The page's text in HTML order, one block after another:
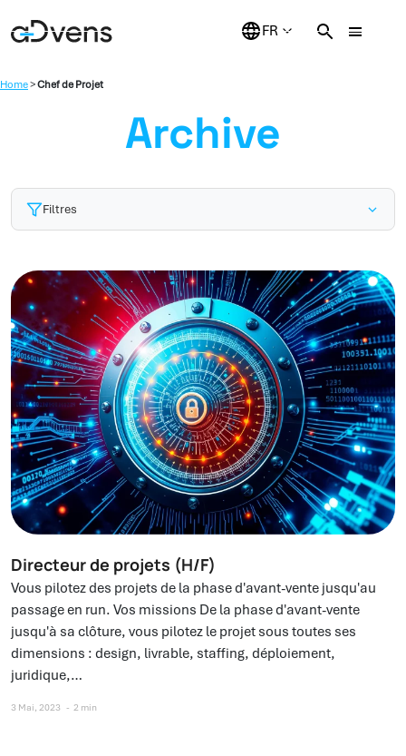
au
Home>Chef de Projet
Archive
Filtres
Directeur de projets (H/F)
Vous pilotez des projets de la phase d'avant-vente jusqu'au
passage en run. Vos missions De la phase d'avant-vente
jusqu'à sa clôture, vous pilotez le projet sous toutes ses
dimensions : design, livrable, staffing, déploiement,
juridique,…
3 Mai, 2023 2 min